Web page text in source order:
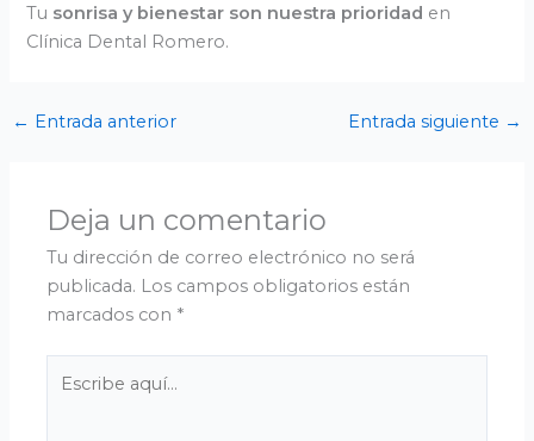
Tu sonrisa y bienestar son nuestra prioridad en
Clínica Dental Romero.
← Entrada anterior Entrada siguiente →
Deja un comentario
Tu dirección de correo electrónico no será
publicada. Los campos obligatorios están
marcados con *